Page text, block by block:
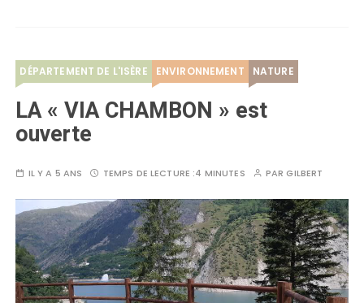
DÉPARTEMENT DE L'ISÈRE ENVIRONNEMENT NATURE
LA « VIA CHAMBON » est
ouverte
IL Y A 5 ANS TEMPS DE LECTURE :4 MINUTES PARGILBERT